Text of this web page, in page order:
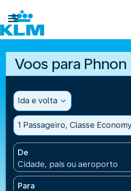

Voos para Phnon
Ida e volta expand_more
1 Passageiro, Classe Economy
De
Cidade, país ou aeroporto
Para